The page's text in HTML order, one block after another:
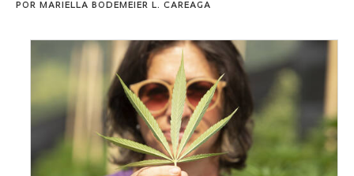
POR MARIELLA BODEMEIER L. CAREAGA